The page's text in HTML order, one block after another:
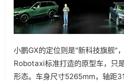
小鹏GX的定位则是"新科技旗舰"
Robotaxi标准打造的原型车，只
形态。车身尺寸5265mm，轴距